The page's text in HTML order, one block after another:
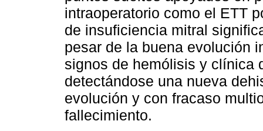
intraoperatorio como el ETT
de insuficiencia mitral
pesar de la buena evolución
signos de hemólisis y clínica
detectándose una nueva
evolución y con fracaso
fallecimiento.